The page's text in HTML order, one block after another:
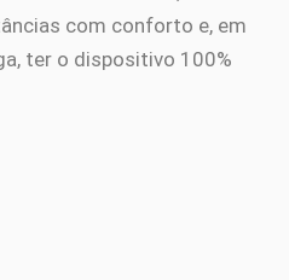
com conforto e, em
ter o dispositivo 100%